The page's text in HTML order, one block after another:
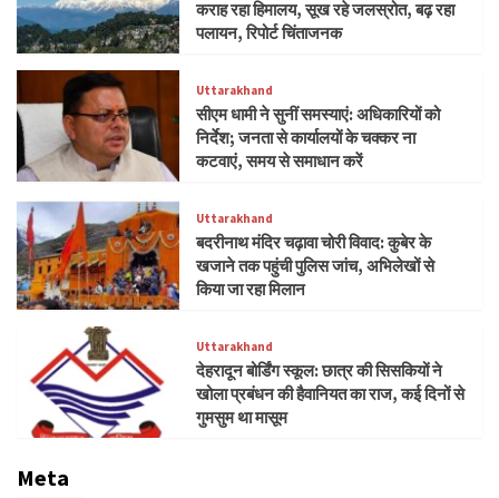
कराह रहा हिमालय, सूख रहे जलस्रोत, बढ़ रहा
पलायन, रिपोर्ट चिंताजनक
Uttarakhand
सीएम धामी ने सुनीं समस्याएं: अधिकारियों को
निर्देश; जनता से कार्यालयों के चक्कर ना
कटवाएं, समय से समाधान करें
Uttarakhand
बदरीनाथ मंदिर चढ़ावा चोरी विवाद: कुबेर के
खजाने तक पहुंची पुलिस जांच, अभिलेखों से
किया जा रहा मिलान
Uttarakhand
देहरादून बोर्डिंग स्कूल: छात्र की सिसकियों ने
खोला प्रबंधन की हैवानियत का राज, कई दिनों से
गुमसुम था मासूम
Meta